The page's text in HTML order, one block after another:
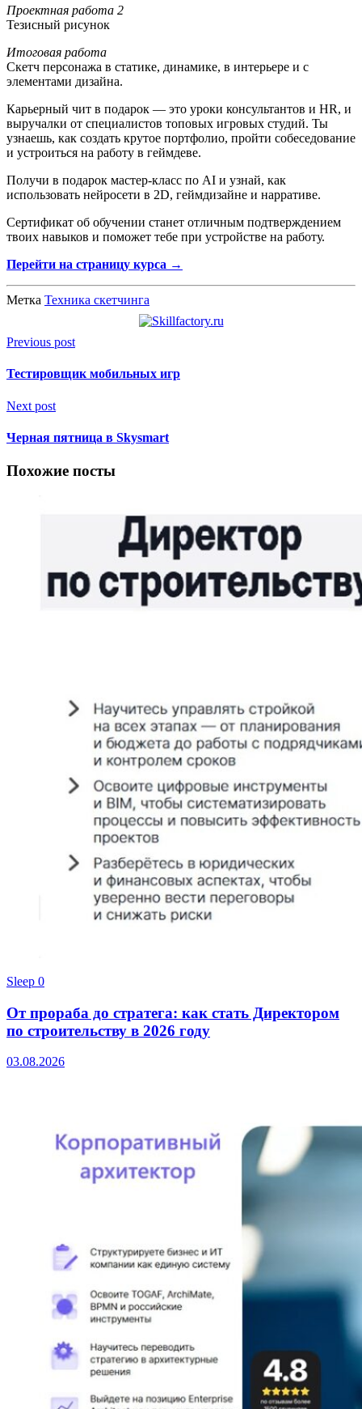
Проектная работа 2
Тезисный рисунок
Итоговая работа
Скетч персонажа в статике, динамике, в интерьере и с
элементами дизайна.
Карьерный чит в подарок — это уроки консультантов и HR, и
выручалки от специалистов топовых игровых студий. Ты
узнаешь, как создать крутое портфолио, пройти собеседование
и устроиться на работу в геймдеве.
Получи в подарок мастер-класс по AI и узнай, как
использовать нейросети в 2D, геймдизайне и нарративе.
Сертификат об обучении станет отличным подтверждением
твоих навыков и поможет тебе при устройстве на работу.
Перейти на страницу курса →
Метка Техника скетчинга
Previous post
Тестировщик мобильных игр
Next post
Черная пятница в Skysmart
Похожие посты
Sleep 0
От прораба до стратега: как стать Директором
по строительству в 2026 году
03.08.2026